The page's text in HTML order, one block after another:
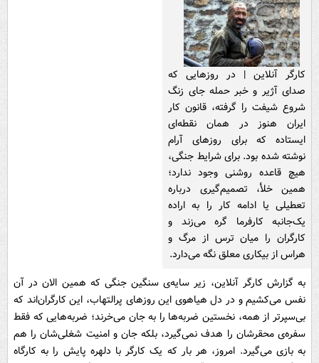
کارگر آنلاین | در روزهایی که
صدای آژیر و خبر حمله جای زنگ
شروع شیفت را گرفته، قانون کار
ایران هنوز در همان نقطه‌ای
ایستاده که برای روزهای آرام
نوشته شده بود. برای شرایط جنگی،
هیچ قاعده روشنی وجود ندارد؛
همین خلأ، تصمیم‌گیری درباره
تعطیلی یا ادامه کار را به اراده
یک‌جانبه کارفرما گره می‌زند و
کارگران را میان ترس از مرگ و
هراس از بیکاری معلق نگه می‌دارد.
به گزارش کارگر آنلاین، زیر سایه‌ی سنگین جنگی که همین الان در آن
نفس می‌کشیم و در دل هیاهوی این روزهای پرالتهاب، این کارگران‌اند که
بی‌سپرتر از همه، نخستین ضربه‌ها را به جان می‌خرند؛ ضربه‌هایی که فقط
سفره‌ی محقرشان را هدف نمی‌گیرد، بلکه جان و امنیت شغلی‌شان را هم
به بازی می‌گیرد. امروز، هر بار که یک کارگر با دلهره پایش را به کارگاه